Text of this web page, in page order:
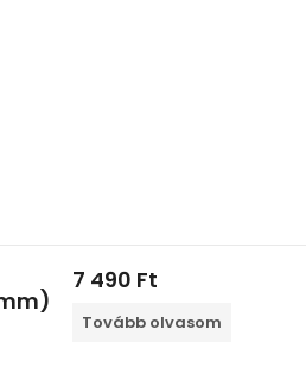
7 490 Ft
Tovább olvasom